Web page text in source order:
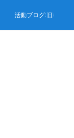
活動ブログ(旧)